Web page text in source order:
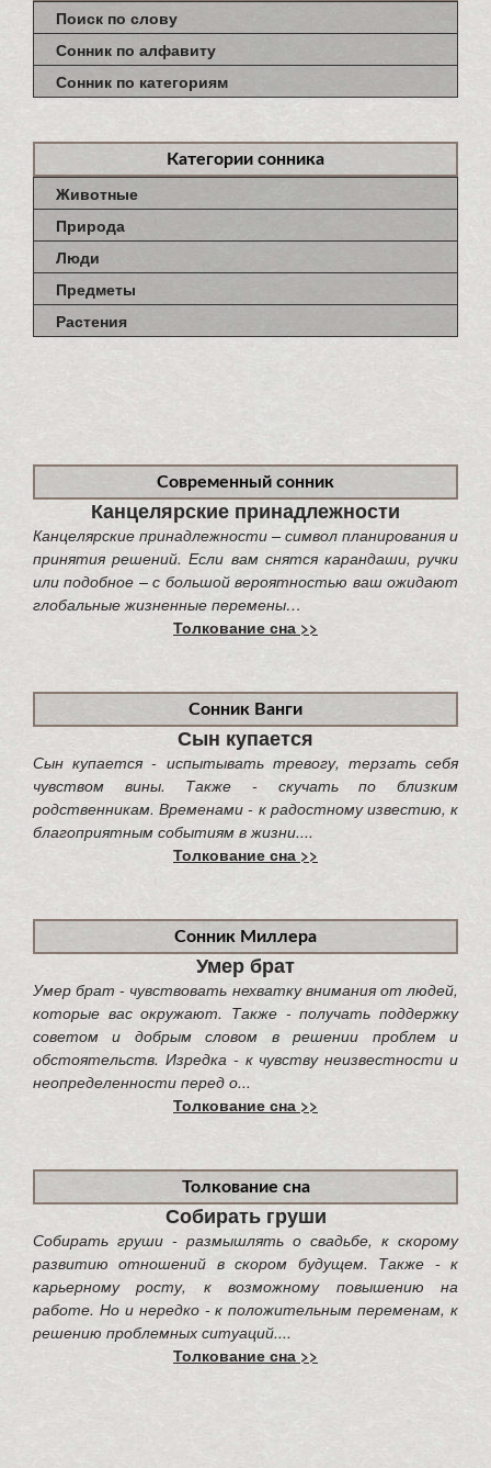
Поиск по слову
Сонник по алфавиту
Сонник по категориям
Категории сонника
Животные
Природа
Люди
Предметы
Растения
Современный сонник
Канцелярские принадлежности
Канцелярские принадлежности – символ планирования и
принятия решений. Если вам снятся карандаши, ручки
или подобное – с большой вероятностью ваш ожидают
глобальные жизненные перемены…
Толкование сна >>
Сонник Ванги
Сын купается
Сын купается - испытывать тревогу, терзать себя
чувством вины. Также - скучать по близким
родственникам. Временами - к радостному известию, к
благоприятным событиям в жизни....
Толкование сна >>
Сонник Миллера
Умер брат
Умер брат - чувствовать нехватку внимания от людей,
которые вас окружают. Также - получать поддержку
советом и добрым словом в решении проблем и
обстоятельств. Изредка - к чувству неизвестности и
неопределенности перед о...
Толкование сна >>
Толкование сна
Собирать груши
Собирать груши - размышлять о свадьбе, к скорому
развитию отношений в скором будущем. Также - к
карьерному росту, к возможному повышению на
работе. Но и нередко - к положительным переменам, к
решению проблемных ситуаций....
Толкование сна >>